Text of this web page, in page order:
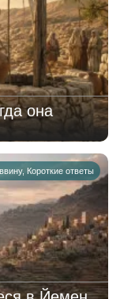
она
, Короткие ответы